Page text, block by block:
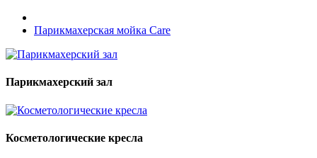
Парикмахерская мойка Care
Парикмахерский зал
Косметологические кресла